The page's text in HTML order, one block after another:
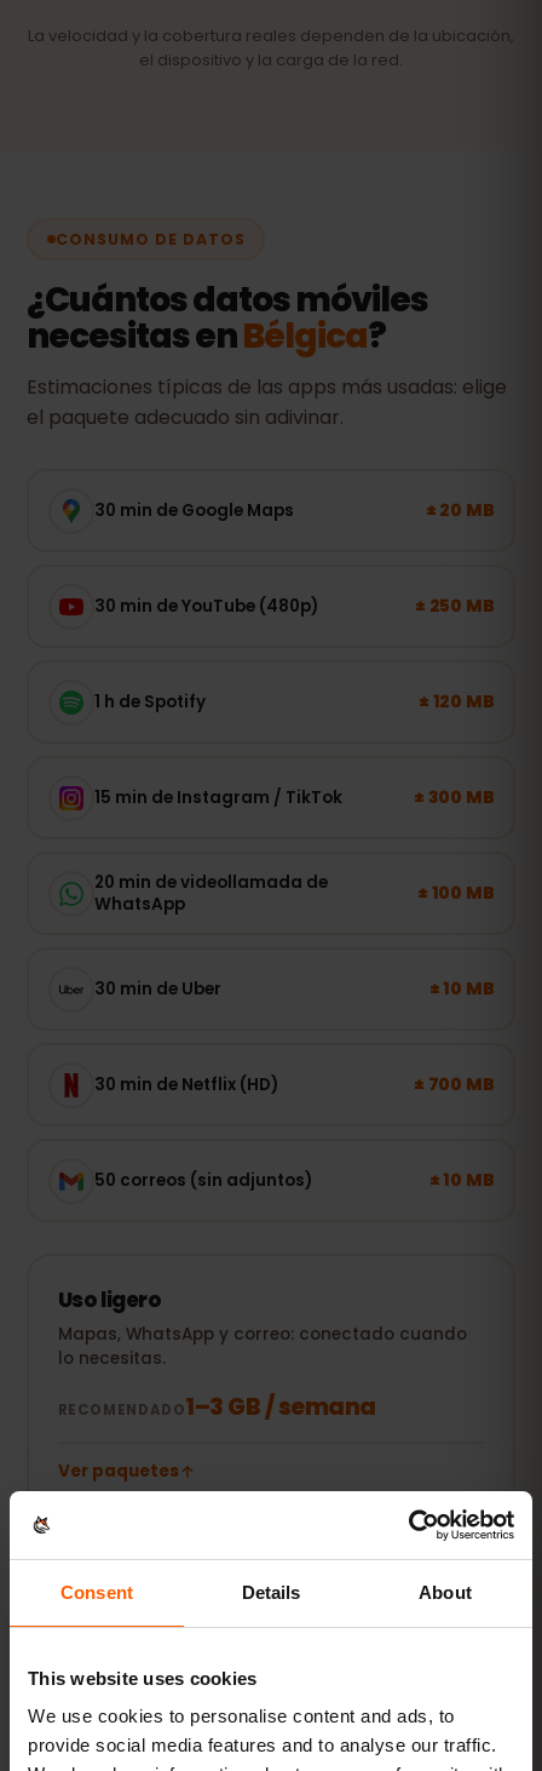
Consent Details About
This website uses cookies
We use cookies to personalise content and ads, to
provide social media features and to analyse our traffic.
La velocidad y la cobertura reales dependen de la ubicación,
el dispositivo y la carga de la red.
CONSUMO DE DATOS
¿Cuántos datos móviles
necesitas enBélgica?
Estimaciones típicas de las apps más usadas: elige
el paquete adecuado sin adivinar.
30 min de Google Maps ± 20 MB
30 min de YouTube (480p) ± 250 MB
1 h de Spotify ± 120 MB
15 min de Instagram / TikTok ± 300 MB
20 min de videollamada de
WhatsApp
± 100 MB
30 min de Uber ± 10 MB
30 min de Netflix (HD) ± 700 MB
50 correos (sin adjuntos) ± 10 MB
Uso ligero
Mapas, WhatsApp y correo: conectado cuando
lo necesitas.
RECOMENDADO1–3 GB / semana
Ver paquetes
POPULAR
compartir fotos.
RECOMENDADO 5–10 GB / mes
Ver paquetes